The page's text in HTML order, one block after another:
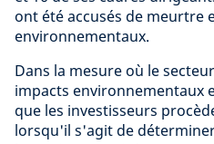
ont été accusés de meurtre
environnementaux.
Dans la mesure où le
impacts environnementaux
que les investisseurs
lorsqu'il s'agit de